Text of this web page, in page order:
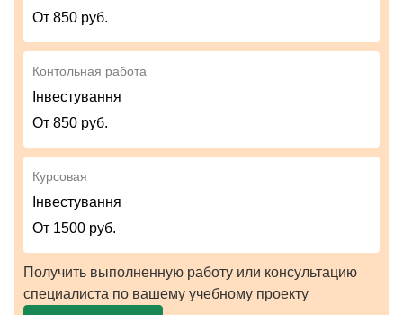
От 850 руб.
Контольная работа
Інвестування
От 850 руб.
Курсовая
Інвестування
От 1500 руб.
Получить выполненную работу или консультацию
специалиста по вашему учебному проекту